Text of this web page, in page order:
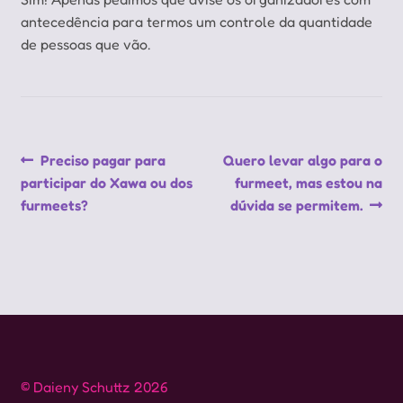
antecedência para termos um controle da quantidade
de pessoas que vão.
Navegação
de
Post
anterior:
Preciso pagar para
participar do Xawa ou dos
furmeets?
Próximo
post:
Quero levar algo para o
furmeet, mas estou na
dúvida se permitem.
© Daieny Schuttz 2026